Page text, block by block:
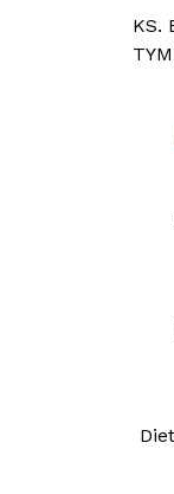
KS.